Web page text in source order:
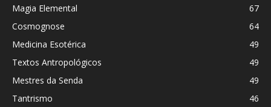
Magia Elemental
67
Cosmognose
64
Medicina Esotérica
49
Textos Antropológicos
49
Mestres da Senda
49
Tantrismo
46